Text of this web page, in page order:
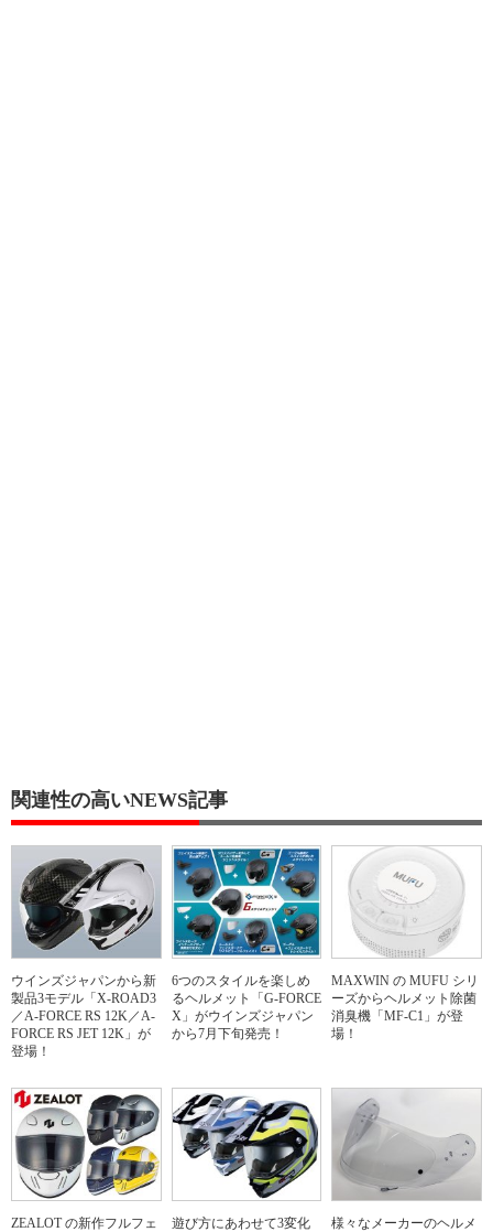
関連性の高いNEWS記事
ウインズジャパンから新
製品3モデル「X-ROAD3
／A-FORCE RS 12K／A-
FORCE RS JET 12K」が
登場！
6つのスタイルを楽しめ
るヘルメット「G-FORCE
X」がウインズジャパン
から7月下旬発売！
MAXWIN の MUFU シリ
ーズからヘルメット除菌
消臭機「MF-C1」が登
場！
ZEALOT の新作フルフェ
遊び方にあわせて3変化
様々なメーカーのヘルメ